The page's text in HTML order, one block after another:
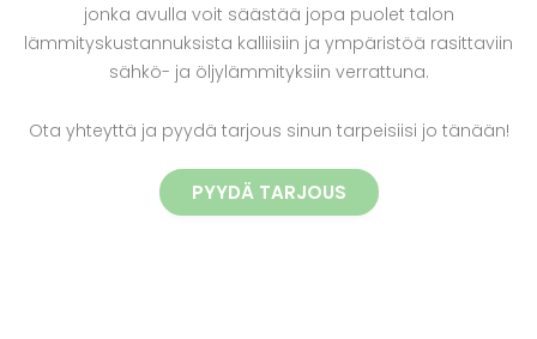
jonka avulla voit säästää jopa puolet talon
lämmityskustannuksista kalliisiin ja ympäristöä rasittaviin
sähkö- ja öljylämmityksiin verrattuna.
Ota yhteyttä ja pyydä tarjous sinun tarpeisiisi jo tänään!
PYYDÄ TARJOUS